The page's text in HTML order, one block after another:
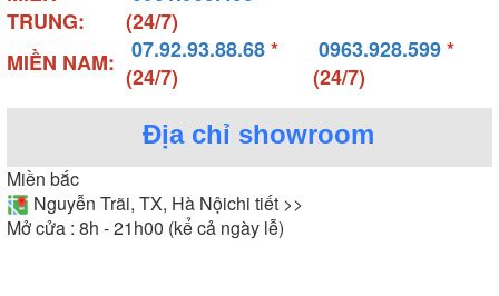
TRUNG:
(24/7)
MIỀN NAM:
07.92.93.88.68*
(24/7)
0963.928.599*
(24/7)
Địa chỉ showroom
Miền bắc
Nguyễn Trãi, TX, Hà Nộichi tiết >>
Mở cửa : 8h - 21h00 (kể cả ngày lễ)